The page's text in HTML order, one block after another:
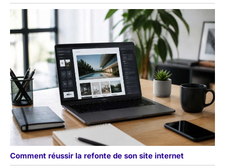
Comment réussir la refonte de son site internet